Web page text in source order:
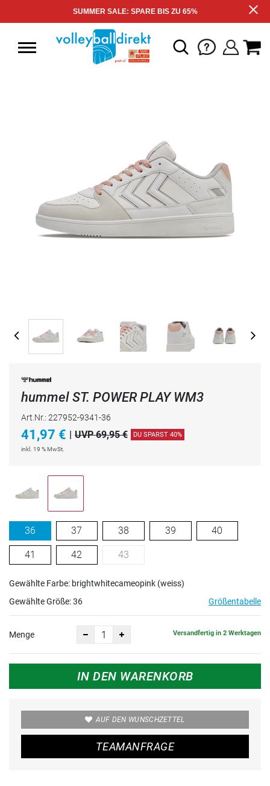
SUMMER SALE: SPARE BIS ZU 65%
hummel ST. POWER PLAY WM3
Art.Nr.: 227952-9341-36
41,97 € | UVP 69,95 € DU SPARST 40%
inkl. 19 % MwSt.
36 37 38 39 40
41 42 43
Gewählte Farbe: brightwhitecameopink (weiss)
Gewählte Größe:36 Größentabelle
Menge Versandfertig in 2 Werktagen
IN DEN WARENKORB
AUF DEN WUNSCHZETTEL
TEAMANFRAGE